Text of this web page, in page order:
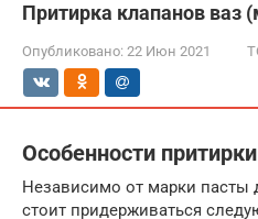
Притирка клапанов ваз
Опубликовано: 22 Июн 2021
Особенности притирки
Независимо от марки пасты
стоит придерживаться